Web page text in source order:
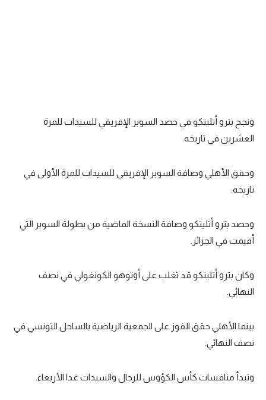
تقرير في الجول
حكايات في الجول
كويز في الجول
فيديو في الجول
ونجح بترو أتليتكو في حصد السوبر الإفريقي للسيدات للمرة
العشرين في تاريخه.
وحقق الأهلي وصافة السوبر الإفريقي للسيدات للمرة الأولى في
تاريخه.
وحصد بترو أتليتكو وصافة النسخة الماضية من بطولة السوبر التي
أقيمت في الجزائر.
وكان بترو أتليتكو قد تغلب على أوتوهو الكونغولي في نصف
النهائي.
بينما الأهلي حقق الفوز على الجمعية الرياضية بالساحل التونسي في
نصف النهائي.
وتبدأ منافسات كأس الكؤوس للرجال والسيدات غدا الأربعاء.